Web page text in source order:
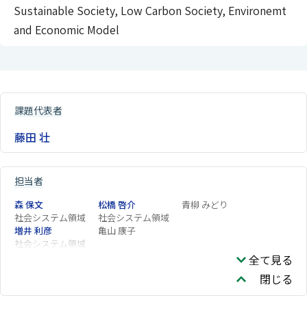
Sustainable Society, Low Carbon Society, Environemt
and Economic Model
課題代表者
藤田 壮
担当者
森 保文
社会システム領域
松橋 啓介
社会システム領域
青柳 みどり
増井 利彦
社会システム領域
亀山 康子
全て見る
閉じる